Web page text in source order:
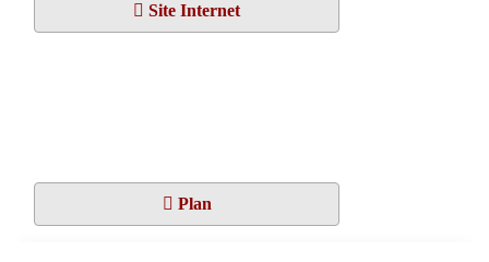
Site Internet
Plan